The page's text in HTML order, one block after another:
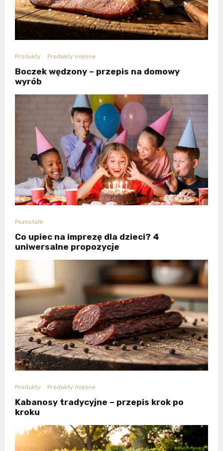
Produkty Produkty mięsne
Boczek wędzony – przepis na domowy
wyrób
Pozostałe
Co upiec na imprezę dla dzieci? 4
uniwersalne propozycje
Produkty Produkty mięsne
Kabanosy tradycyjne – przepis krok po
kroku